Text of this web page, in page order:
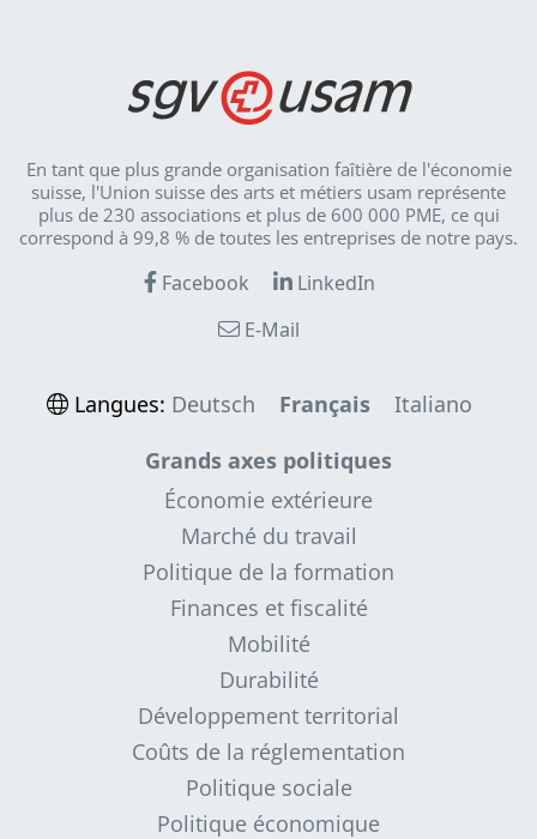
En tant que plus grande organisation faîtière de l'économie
suisse, l'Union suisse des arts et métiers usam représente
plus de 230 associations et plus de 600 000 PME, ce qui
correspond à 99,8 % de toutes les entreprises de notre pays.
Facebook
LinkedIn
E-Mail
Langues: Deutsch Français
Italiano
Grands axes politiques
Économie extérieure
Marché du travail
Politique de la formation
Finances et fiscalité
Mobilité
Durabilité
Développement territorial
Coûts de la réglementation
Politique sociale
Politique économique